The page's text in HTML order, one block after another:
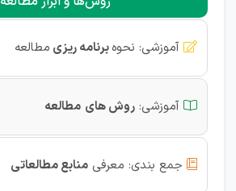
 آموزشی: نحوهبرنامه ریزی مطالعه
 آموزشی: روش های مطالعه
 جمع بندی: معرفی منابع مطالعاتی